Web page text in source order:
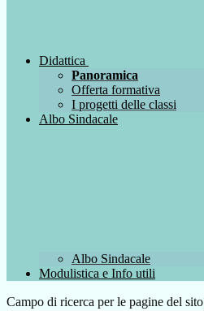
Didattica
Panoramica
Offerta formativa
I progetti delle classi
Albo Sindacale
Albo Sindacale
Modulistica e Info utili
Campo di ricerca per le pagine del sito